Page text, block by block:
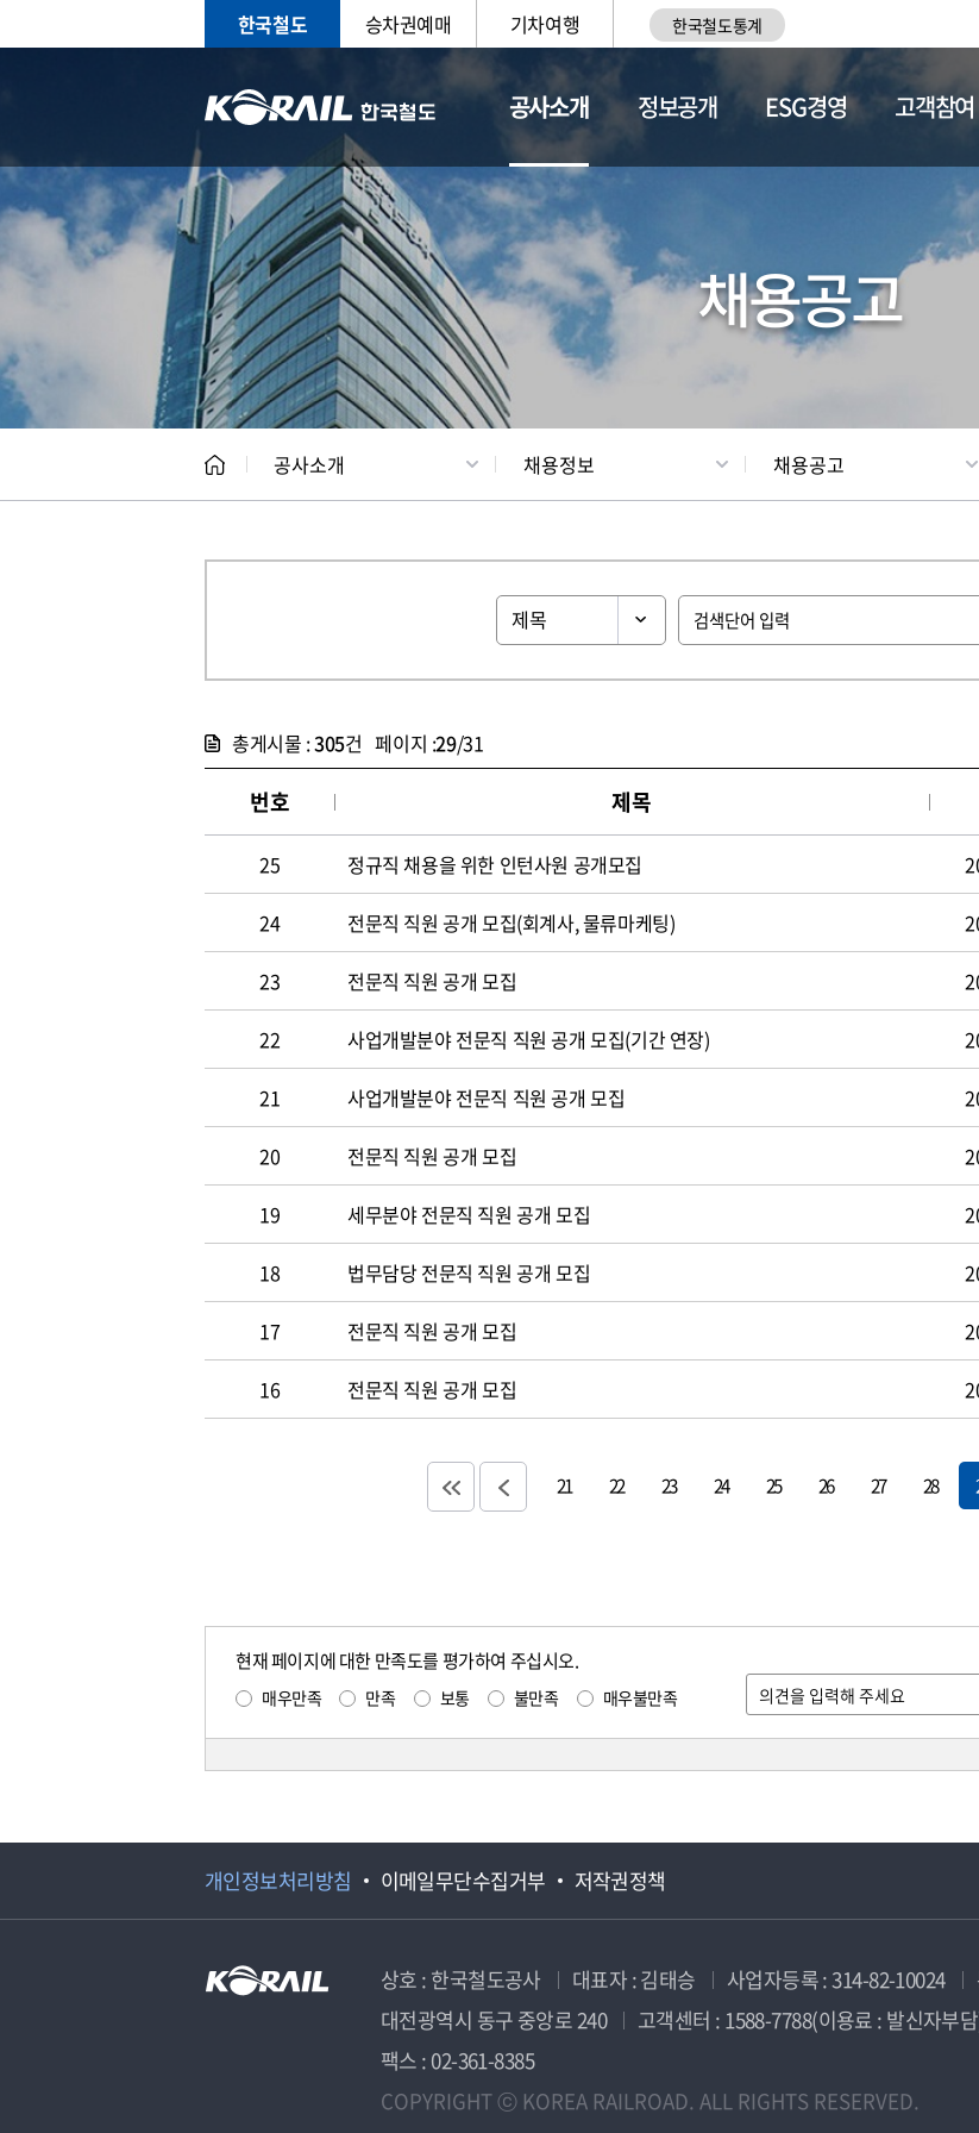
한국철도 승차권예매 기차여행 한국철도통계
공사소개
CEO 일반현황 채
정보공개 ESG경영 고객참여
채용공고
공사소개 채용정보 채용공고
총게시물 :305건 페이지 :29/31
번호 제목
25 정규직 채용을 위한 인턴사원 공개모집
24 전문직 직원 공개 모집(회계사, 물류마케팅)
23 전문직 직원 공개 모집
22 사업개발분야 전문직 직원 공개 모집(기간 연장)
21 사업개발분야 전문직 직원 공개 모집
20 전문직 직원 공개 모집
19 세무분야 전문직 직원 공개 모집
18 법무담당 전문직 직원 공개 모집
17 전문직 직원 공개 모집
16 전문직 직원 공개 모집
21 22 23 24 25 26 27 28
현재 페이지에 대한 만족도를 평가하여 주십시오.
매우만족 만족 보통 불만족 매우불만족
개인정보처리방침 이메일무단수집거부 저작권정책
상호 : 한국철도공사 대표자 : 김태승 사업자등록 : 314-82-10024
대전광역시 동구 중앙로 240
고객센터 : 1588-7788(이용료 : 발신자부
팩스 : 02-361-8385
COPYRIGHT ⓒ KOREA RAILROAD. ALL RIGHTS RESERVED.